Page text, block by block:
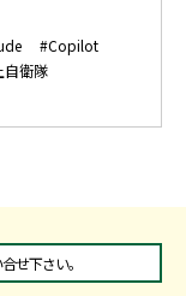
#Copilot
自衛隊
せ下さい。